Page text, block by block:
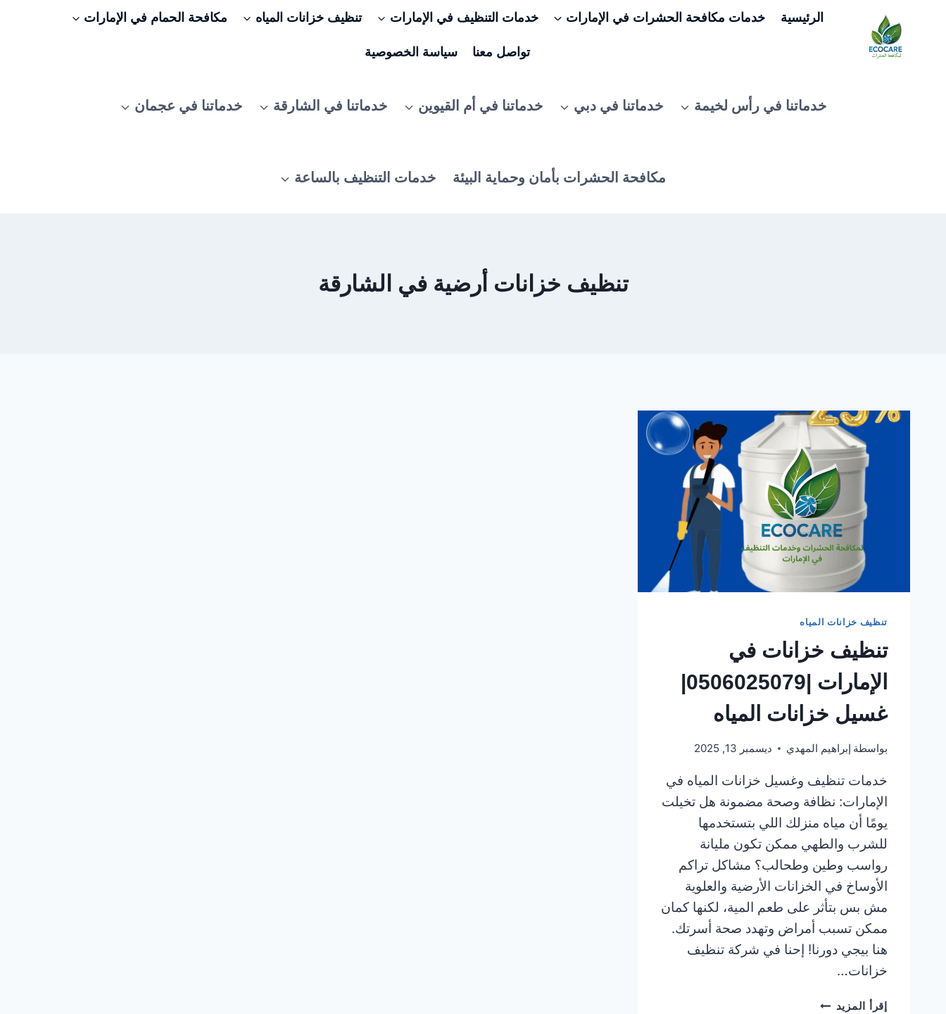
المحتوى
الرئيسية خدمات مكافحة الحشرات في الإمارات خدمات التنظيف في الإمارات تنظيف خزانات المياه مكافحة الحمام في الإمارات
تواصل معنا سياسة الخصوصية
خدماتنا في رأس لخيمة خدماتنا في دبي خدماتنا في أم القيوين خدماتنا في الشارقة خدماتنا في عجمان
مكافحة الحشرات بأمان وحماية البيئة خدمات التنظيف بالساعة
تنظيف خزانات أرضية في الشارقة
تنظيف خزانات المياه
تنظيف خزانات في
الإمارات |0506025079|
غسيل خزانات المياه
بواسطة إبراهيم المهدي ديسمبر 13, 2025
خدمات تنظيف وغسيل خزانات المياه في
الإمارات: نظافة وصحة مضمونة هل تخيلت
يومًا أن مياه منزلك اللي بتستخدمها
للشرب والطهي ممكن تكون مليانة
رواسب وطين وطحالب؟ مشاكل تراكم
الأوساخ في الخزانات الأرضية والعلوية
مش بس بتأثر على طعم المية، لكنها كمان
ممكن تسبب أمراض وتهدد صحة أسرتك.
هنا بيجي دورنا! إحنا في شركة تنظيف
خزانات…
إقرأ المزيد تنظيف